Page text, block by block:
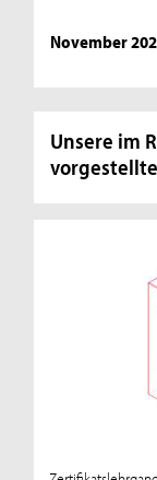
November
Unsere im